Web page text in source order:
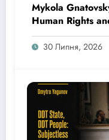
Mykola
Human Rights
Committee for
and Inhuman or
30 Липня, 2026